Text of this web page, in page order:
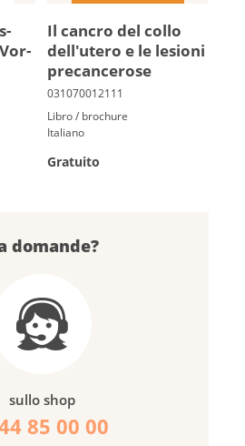
Il cancro del collo
dell'utero e le le­sioni
pre­cancero­se
Libro / brochure
Italiano
Gratuito
domande?
sullo shop
85 00 00